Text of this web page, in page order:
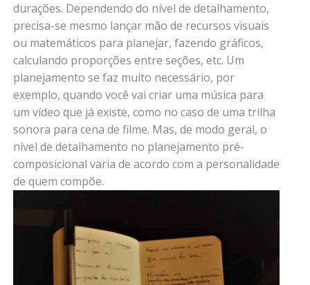
durações. Dependendo do nível de detalhamento,
precisa-se mesmo lançar mão de recursos visuais
ou matemáticos para planejar, fazendo gráficos,
calculando proporções entre seções, etc. Um
planejamento se faz muito necessário, por
exemplo, quando você vai criar uma música para
um vídeo que já existe, como no caso de uma trilha
sonora para cena de filme. Mas, de modo geral, o
nível de detalhamento no planejamento pré-
composicional varia de acordo com a personalidade
de quem compõe.